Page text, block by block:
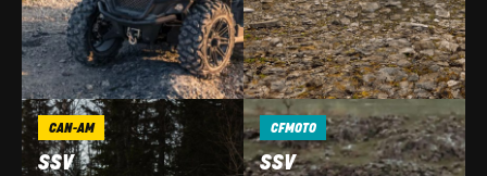
CAN-AM
SSV
CFMOTO
SSV